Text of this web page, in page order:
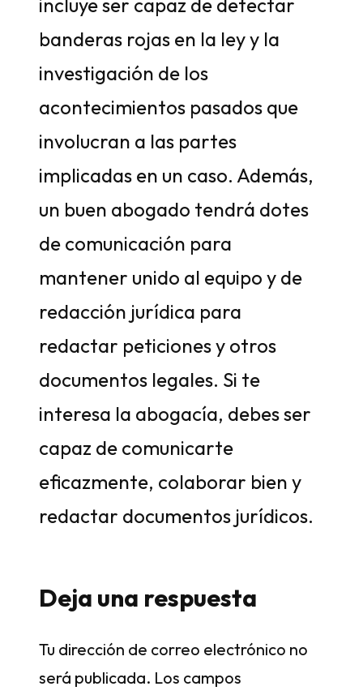
incluye ser capaz de detectar
banderas rojas en la ley y la
investigación de los
acontecimientos pasados que
involucran a las partes
implicadas en un caso. Además,
un buen abogado tendrá dotes
de comunicación para
mantener unido al equipo y de
redacción jurídica para
redactar peticiones y otros
documentos legales. Si te
interesa la abogacía, debes ser
capaz de comunicarte
eficazmente, colaborar bien y
redactar documentos jurídicos.
Deja una respuesta
Tu dirección de correo electrónico no
será publicada. Los campos